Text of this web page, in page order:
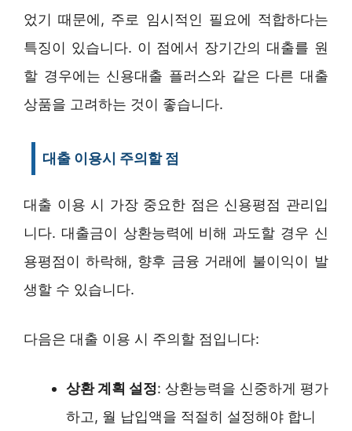
었기 때문에, 주로 임시적인 필요에 적합하다는
특징이 있습니다. 이 점에서 장기간의 대출를 원
할 경우에는 신용대출 플러스와 같은 다른 대출
상품을 고려하는 것이 좋습니다.
대출 이용시 주의할 점
대출 이용 시 가장 중요한 점은 신용평점 관리입
니다. 대출금이 상환능력에 비해 과도할 경우 신
용평점이 하락해, 향후 금융 거래에 불이익이 발
생할 수 있습니다.
다음은 대출 이용 시 주의할 점입니다:
상환 계획 설정: 상환능력을 신중하게 평가
하고, 월 납입액을 적절히 설정해야 합니